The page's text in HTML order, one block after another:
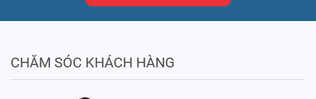
CHĂM SÓC KHÁCH HÀNG